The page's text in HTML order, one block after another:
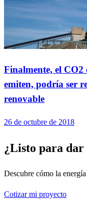
Finalmente, el CO2
emiten, podría ser
renovable
26 de octubre de 2018
¿Listo para dar
Descubre cómo la
Cotizar mi proyecto